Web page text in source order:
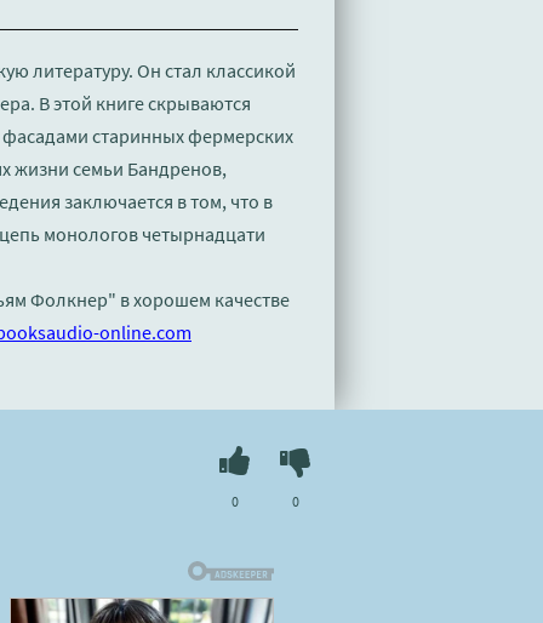
литературу. Он стал классикой
В этой книге скрываются
старинных фермерских
жизни семьи Бандренов,
заключается в том, что в
монологов четырнадцати
Фолкнер" в хорошем качестве
online.com
0 0